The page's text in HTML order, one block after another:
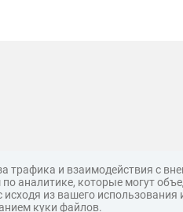
трафика и взаимодействия с
аналитике, которые могут
из вашего
куки файлов.